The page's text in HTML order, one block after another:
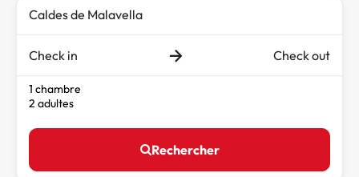
Check in Check out
1 chambre
2 adultes
Rechercher